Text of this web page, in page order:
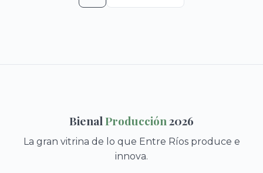
BienalProducción2026
La gran vitrina de lo que Entre Ríos produce e
innova.